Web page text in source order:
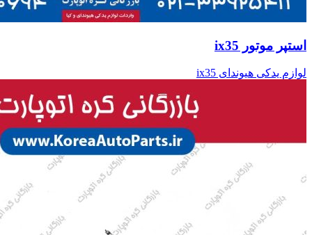
استپر موتور ix35
لوازم یدکی هیوندای ix35